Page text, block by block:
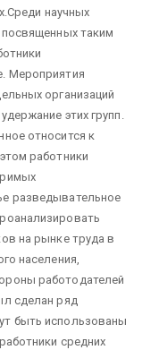
научных
посвященных таким
Мероприятия
организаций
этих групп.
относится к
работники
разведывательное
на рынке труда в
населения,
работодателей
сделан ряд
быть использованы
средних